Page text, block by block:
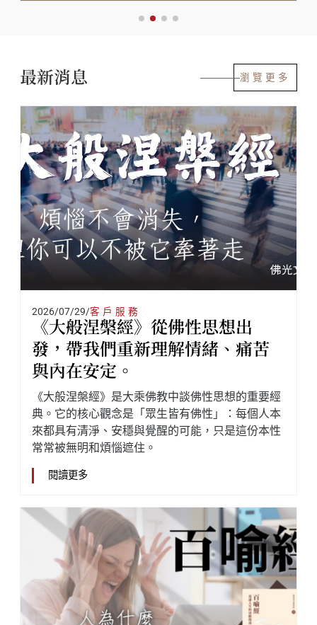
最新消息 瀏覽更多
2026/07/29/客戶服務
《大般涅槃經》從佛性思想出
發，帶我們重新理解情緒、痛苦
與內在安定。
《大般涅槃經》是大乘佛教中談佛性思想的重要經
典。它的核心觀念是「眾生皆有佛性」：每個人本
來都具有清淨、安穩與覺醒的可能，只是這份本性
常常被無明和煩惱遮住。
閱讀更多